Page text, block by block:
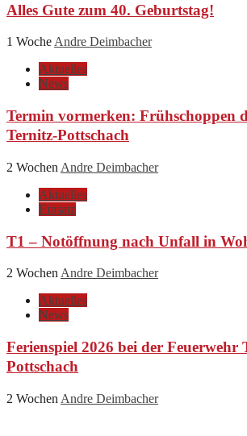
Alles Gute zum 40. Geburtstag!
1 Woche Andre Deimbacher
Aktuelles
News
Termin vormerken: Frühschoppen
Ternitz-Pottschach
2 Wochen Andre Deimbacher
Aktuelles
Einsatz
T1 – Notöffnung nach Unfall in
2 Wochen Andre Deimbacher
Aktuelles
News
Ferienspiel 2026 bei der Feuerwehr
Pottschach
2 Wochen Andre Deimbacher